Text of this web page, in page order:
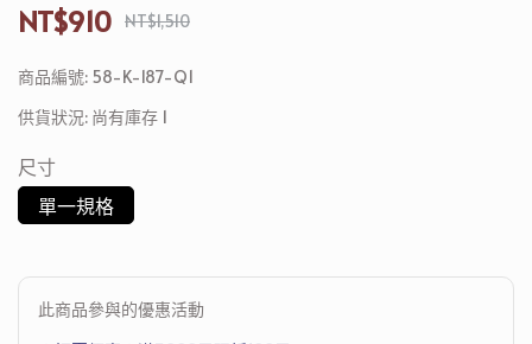
NT$910 NT$1,510
商品編號: 58-K-187-Q1
供貨狀況: 尚有庫存 1
尺寸
單一規格
此商品參與的優惠活動